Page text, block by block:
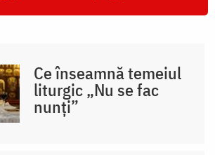
Ce înseamnă temeiul
liturgic „Nu se fac
nunți”